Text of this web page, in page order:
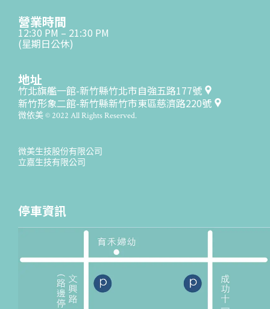
營業時間
12:30 PM – 21:30 PM
(星期日公休)
地址
竹北旗艦一館-新竹縣竹北市自強五路177號
新竹形象二館-新竹縣新竹市東區慈濟路220號
微依美 © 2022 All Rights Reserved.
微美生技股份有限公司
立嘉生技有限公司
停車資訊